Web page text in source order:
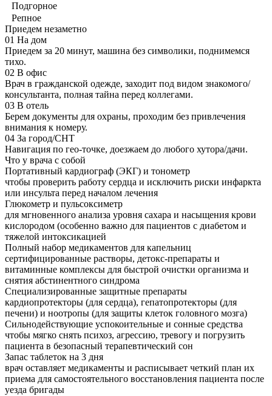
Подгорное
Репное
Приедем незаметно
01 На дом
Приедем за 20 минут, машина без символики, поднимемся
тихо.
02 В офис
Врач в гражданской одежде, заходит под видом знакомого/
консультанта, полная тайна перед коллегами.
03 В отель
Берем документы для охраны, проходим без привлечения
внимания к номеру.
04 За город/СНТ
Навигация по гео-точке, доезжаем до любого хутора/дачи.
Что у врача с собой
Портативный кардиограф (ЭКГ) и тонометр
чтобы проверить работу сердца и исключить риски инфаркта
или инсульта перед началом лечения
Глюкометр и пульсоксиметр
для мгновенного анализа уровня сахара и насыщения крови
кислородом (особенно важно для пациентов с диабетом и
тяжелой интоксикацией
Полный набор медикаментов для капельниц
сертифицированные растворы, детокс-препараты и
витаминные комплексы для быстрой очистки организма и
снятия абстинентного синдрома
Специализированные защитные препараты
кардиопротекторы (для сердца), гепатопротекторы (для
печени) и ноотропы (для защиты клеток головного мозга)
Сильнодействующие успокоительные и сонные средства
чтобы мягко снять психоз, агрессию, тревогу и погрузить
пациента в безопасный терапевтический сон
Запас таблеток на 3 дня
врач оставляет медикаменты и расписывает четкий план их
приема для самостоятельного восстановления пациента после
уезда бригады